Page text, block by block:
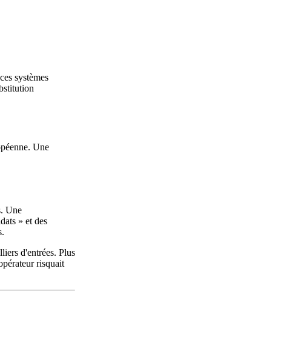
systèmes
Une
Une
» et des
d'entrées. Plus
risquait